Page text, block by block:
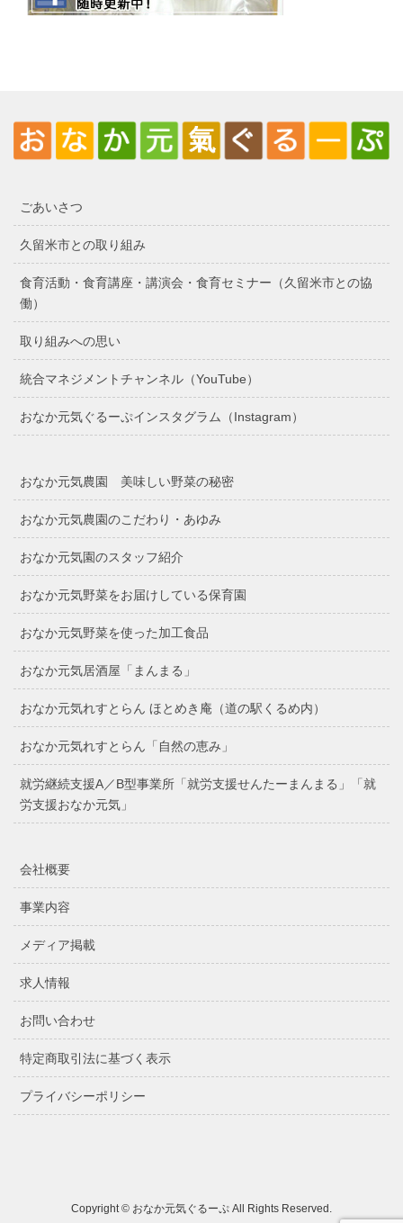
ごあいさつ
久留米市との取り組み
食育活動・食育講座・講演会・食育セミナー（久留米市との協
働）
取り組みへの思い
統合マネジメントチャンネル（YouTube）
おなか元気ぐるーぷインスタグラム（Instagram）
おなか元気農園 美味しい野菜の秘密
おなか元気農園のこだわり・あゆみ
おなか元気園のスタッフ紹介
おなか元気野菜をお届けしている保育園
おなか元気野菜を使った加工食品
おなか元気居酒屋「まんまる」
おなか元気れすとらん ほとめき庵（道の駅くるめ内）
おなか元気れすとらん「自然の恵み」
就労継続支援A／B型事業所「就労支援せんたーまんまる」「就
労支援おなか元気」
会社概要
事業内容
メディア掲載
求人情報
お問い合わせ
特定商取引法に基づく表示
プライバシーポリシー
Copyright © おなか元気ぐるーぷ All Rights Reserved.